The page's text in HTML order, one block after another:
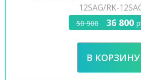
12SAG/RK-
50 900 36 800